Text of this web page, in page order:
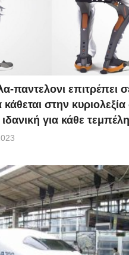
παντελονι επιτρέπει
στην
ιδανική για κάθε